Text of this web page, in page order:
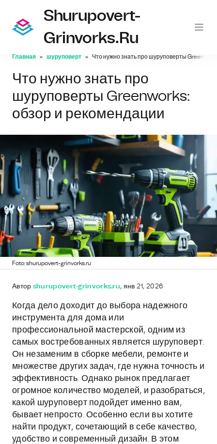
Shurupovert-
Grinvorks.ru
Главная шуруповерт Что нужно знать про шуруповерты
Что нужно знать про
шуруповерты Greenworks:
обзор и рекомендации
Foto: shurupovert-grinvorks.ru
Автор shurupovert-grinvorks.ru, янв 21, 2026
Когда дело доходит до выбора надежного
инструмента для дома или
профессиональной мастерской, одним из
самых востребованных является шуруповерт.
Он незаменим в сборке мебели, ремонте и
множестве других задач, где нужна точность и
эффективность. Однако рынок предлагает
огромное количество моделей, и разобраться,
какой шуруповерт подойдет именно вам,
бывает непросто. Особенно если вы хотите
найти продукт, сочетающий в себе качество,
удобство и современный дизайн. В этом